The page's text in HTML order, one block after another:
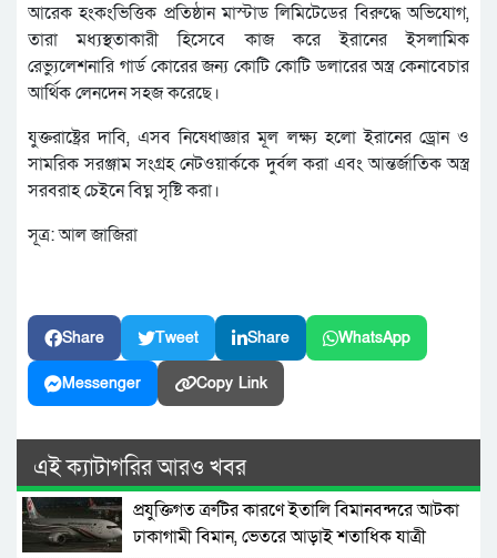
আরেক হংকংভিত্তিক প্রতিষ্ঠান মাস্টাড লিমিটেডের বিরুদ্ধে অভিযোগ,
তারা মধ্যস্থতাকারী হিসেবে কাজ করে ইরানের ইসলামিক
রেভ্যুলেশনারি গার্ড কোরের জন্য কোটি কোটি ডলারের অস্ত্র কেনাবেচার
আর্থিক লেনদেন সহজ করেছে।
যুক্তরাষ্ট্রের দাবি, এসব নিষেধাজ্ঞার মূল লক্ষ্য হলো ইরানের ড্রোন ও
সামরিক সরঞ্জাম সংগ্রহ নেটওয়ার্ককে দুর্বল করা এবং আন্তর্জাতিক অস্ত্র
সরবরাহ চেইনে বিঘ্ন সৃষ্টি করা।
সূত্র: আল জাজিরা
Share Tweet Share WhatsApp
Messenger Copy Link
এই ক্যাটাগরির আরও খবর
প্রযুক্তিগত ত্রুটির কারণে ইতালি বিমানবন্দরে আটকা
ঢাকাগামী বিমান, ভেতরে আড়াই শতাধিক যাত্রী